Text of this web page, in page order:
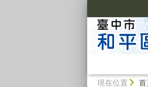
現在位置 首